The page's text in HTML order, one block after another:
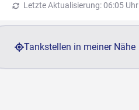
Letzte Aktualisierung: 06:05 Uhr
Tankstellen in meiner Nähe